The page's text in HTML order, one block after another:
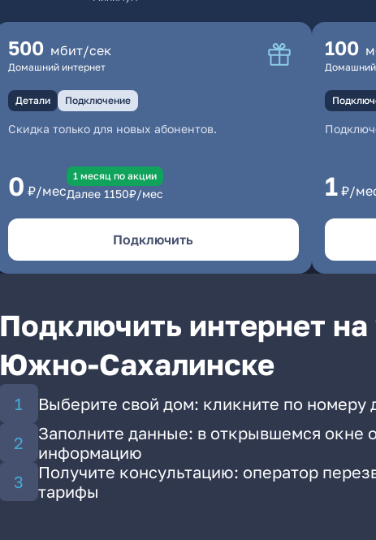
500 мбит/сек
Домашний интернет
Детали Подключение
Скидка только для новых абонентов.
0 ₽/мес
1 месяц по акции
Далее 1150₽/мес
Подключить
100
Домашний
1 ₽/
Подключить интернет
Южно-Сахалинске
Выберите свой дом: кликните по номеру
Заполните данные: в открывшемся окне
информацию
Получите консультацию: оператор
тарифы